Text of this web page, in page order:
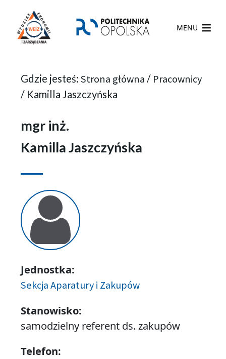
MENU
Gdzie jesteś: Strona główna / Pracownicy
/ Kamilla Jaszczyńska
mgr inż.
Kamilla Jaszczyńska
Jednostka:
Sekcja Aparatury i Zakupów
Stanowisko:
samodzielny referent ds. zakupów
Telefon: